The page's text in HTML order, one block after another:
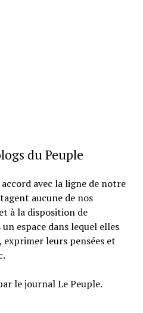
du Peuple
avec la ligne de notre
aucune de nos
à la disposition de
espace dans lequel elles
leurs pensées et
le journal Le Peuple.